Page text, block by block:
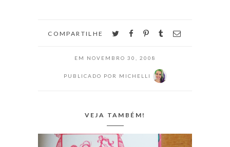
COMPARTILHE twitterfacebookpinterest
tumblr
EM NOVEMBRO 30, 2008
PUBLICADO POR MICHELLI
VEJA TAMBÉM!